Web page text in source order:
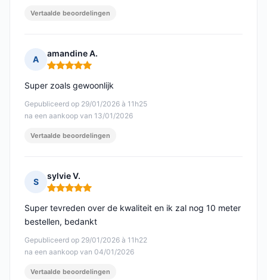
Vertaalde beoordelingen
A
amandine A.
Opmerking: 5 van 5
Gepubliceerd op 29/01/2026 à 11h25
na een aankoop van 13/01/2026
Super zoals gewoonlijk
Vertaalde beoordelingen
S
sylvie V.
Opmerking: 5 van 5
Gepubliceerd op 29/01/2026 à 11h22
na een aankoop van 04/01/2026
Super tevreden over de kwaliteit en ik zal nog 10 meter
bestellen, bedankt
Vertaalde beoordelingen